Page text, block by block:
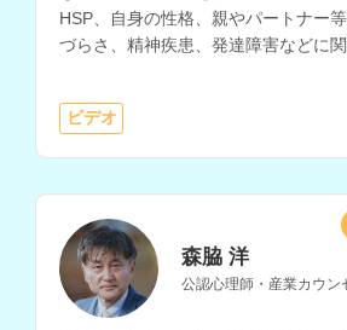
HSP、自身の性格、親やパートナー
づらさ、精神疾患、発達障害などに関
ビデオ
森脇 洋
公認心理師・産業カウン